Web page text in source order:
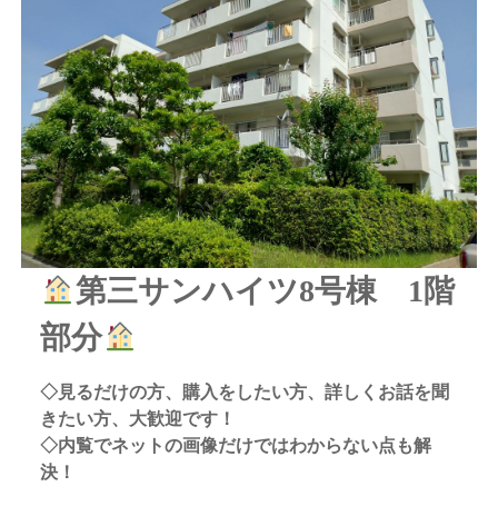
第三サンハイツ8号棟 1階
部分
◇見るだけの方、購入をしたい方、詳しくお話を聞
きたい方、大歓迎です！
◇内覧でネットの画像だけではわからない点も解
決！